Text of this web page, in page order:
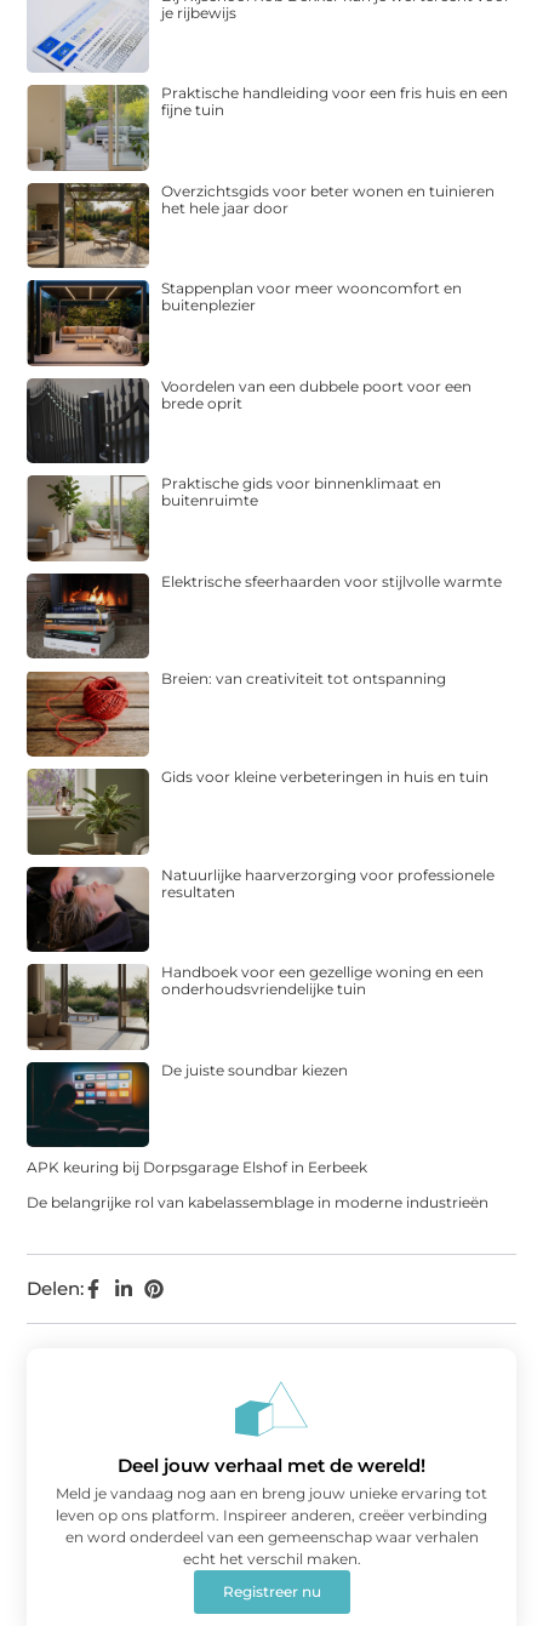
Delen:
je rijbewijs
Praktische handleiding voor een fris huis en een
fijne tuin
Overzichtsgids voor beter wonen en tuinieren
het hele jaar door
Stappenplan voor meer wooncomfort en
buitenplezier
Voordelen van een dubbele poort voor een
brede oprit
Praktische gids voor binnenklimaat en
buitenruimte
Elektrische sfeerhaarden voor stijlvolle warmte
Breien: van creativiteit tot ontspanning
Gids voor kleine verbeteringen in huis en tuin
Natuurlijke haarverzorging voor professionele
resultaten
Handboek voor een gezellige woning en een
onderhoudsvriendelijke tuin
De juiste soundbar kiezen
APK keuring bij Dorpsgarage Elshof in Eerbeek
De belangrijke rol van kabelassemblage in moderne industrieën
Deel jouw verhaal met de wereld!
Meld je vandaag nog aan en breng jouw unieke ervaring tot
leven op ons platform. Inspireer anderen, creëer verbinding
en word onderdeel van een gemeenschap waar verhalen
echt het verschil maken.
Registreer nu